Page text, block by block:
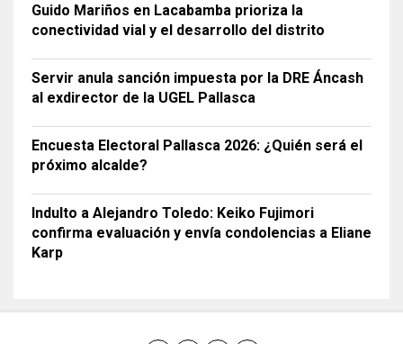
Guido Mariños en Lacabamba prioriza la
conectividad vial y el desarrollo del distrito
Servir anula sanción impuesta por la DRE Áncash
al exdirector de la UGEL Pallasca
Encuesta Electoral Pallasca 2026: ¿Quién será el
próximo alcalde?
Indulto a Alejandro Toledo: Keiko Fujimori
confirma evaluación y envía condolencias a Eliane
Karp